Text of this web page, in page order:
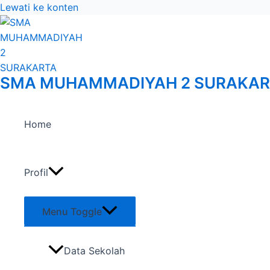
Lewati ke konten
SMA MUHAMMADIYAH 2
Home
Profil
Menu Toggle
Data Sekolah